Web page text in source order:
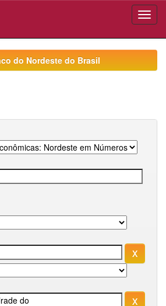
do Nordeste do Brasil